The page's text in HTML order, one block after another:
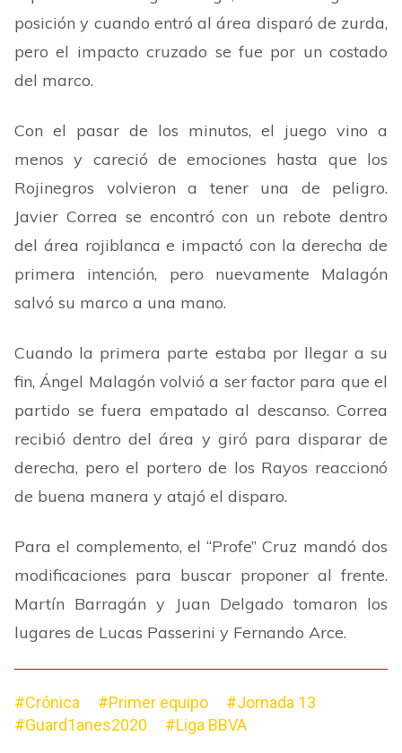
posición y cuando entró al área disparó de zurda,
pero el impacto cruzado se fue por un costado
del marco.
Con el pasar de los minutos, el juego vino a
menos y careció de emociones hasta que los
Rojinegros volvieron a tener una de peligro.
Javier Correa se encontró con un rebote dentro
del área rojiblanca e impactó con la derecha de
primera intención, pero nuevamente Malagón
salvó su marco a una mano.
Cuando la primera parte estaba por llegar a su
fin, Ángel Malagón volvió a ser factor para que el
partido se fuera empatado al descanso. Correa
recibió dentro del área y giró para disparar de
derecha, pero el portero de los Rayos reaccionó
de buena manera y atajó el disparo.
Para el complemento, el“Profe”Cruz mandó dos
modificaciones para buscar proponer al frente.
Martín Barragán y Juan Delgado tomaron los
lugares de Lucas Passerini y Fernando Arce.
#Crónica #Primer equipo
#Jornada 13
#Guard1anes2020
#Liga BBVA